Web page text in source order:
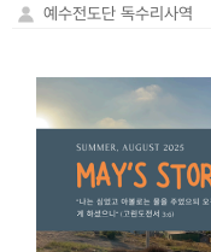
예수전도단 독수리사역